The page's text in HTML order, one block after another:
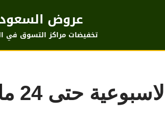
عروض
تخفيضات مراكز التسوق في
حتى 24 مايو